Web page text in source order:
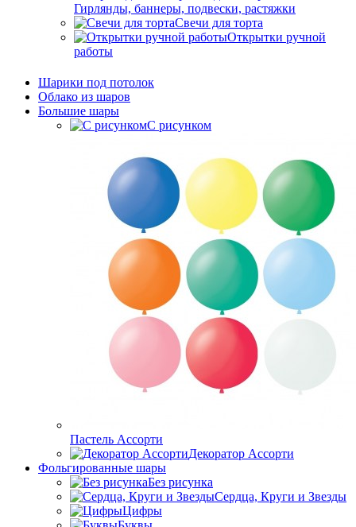
Гирлянды, баннеры, подвески, растяжки
Свечи для торта
Открытки ручной
работы
Шарики под потолок
Облако из шаров
Большие шары
C рисунком
Пастель Ассорти
Декоратор Ассорти
Фольгированные шары
Без рисунка
Сердца, Круги и Звезды
Цифры